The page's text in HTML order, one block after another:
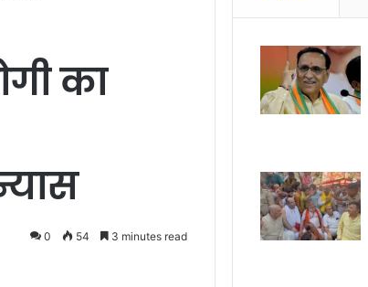
का
0 54 3 minutes read